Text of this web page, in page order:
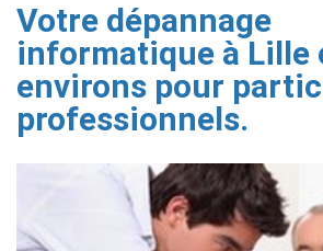
Votre dépannage
informatique à Lille
environs pour
professionnels.